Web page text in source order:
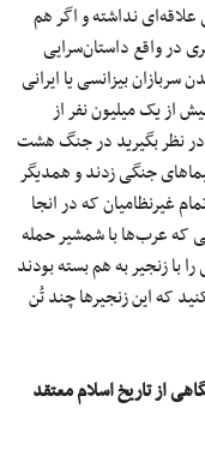
نداشته و اگر هم
در واقع داستان‌سرایی
بیزانسی یا ایرانی
از یک میلیون نفر از
در نظر بگیرید در جنگ هشت
جنگی زدند و همدیگر
غیرنظامیان که در انجا
که عرب‌ها با شمشیر حمله
با زنجیر به هم بسته بودند
که این زنجیرها چند تُن
از تاریخ اسلام معتقد